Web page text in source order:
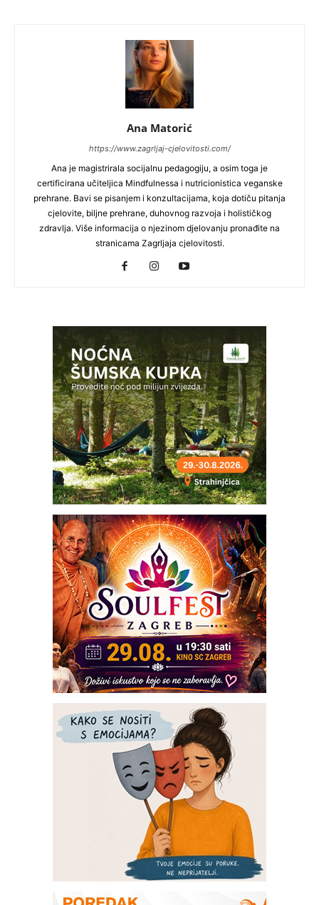
Ana Matorić
https://www.zagrljaj-cjelovitosti.com/
Ana je magistrirala socijalnu pedagogiju, a osim toga je
certificirana učiteljica Mindfulnessa i nutricionistica veganske
prehrane. Bavi se pisanjem i konzultacijama, koja dotiču pitanja
cjelovite, biljne prehrane, duhovnog razvoja i holističkog
zdravlja. Više informacija o njezinom djelovanju pronađite na
stranicama Zagrljaja cjelovitosti.